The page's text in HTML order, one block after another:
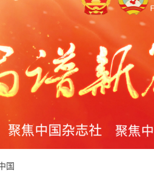
蓝天：韩建鹏的“能源报国”之路与“
服务模式 打造线上线下全方位健康养
运输局党委书记、局长徐成东现场推进
副主席段青英来滨调研“城乡基本公共
国